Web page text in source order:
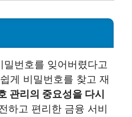
번호를 잊어버렸다고
게 비밀번호를 찾고 재
관리의 중요성을 다시
하고 편리한 금융 서비